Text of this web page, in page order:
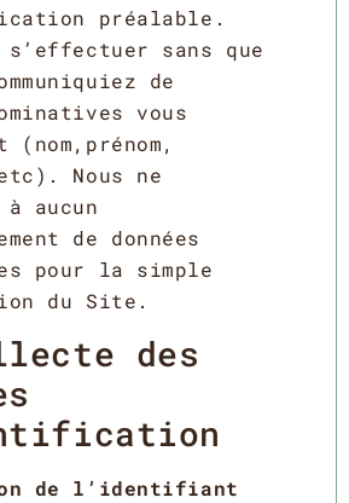
préalable.
sans que
de
vous
(nom,prénom,
Nous ne
à aucun
de données
pour la simple
du Site.
des
de l’identifiant